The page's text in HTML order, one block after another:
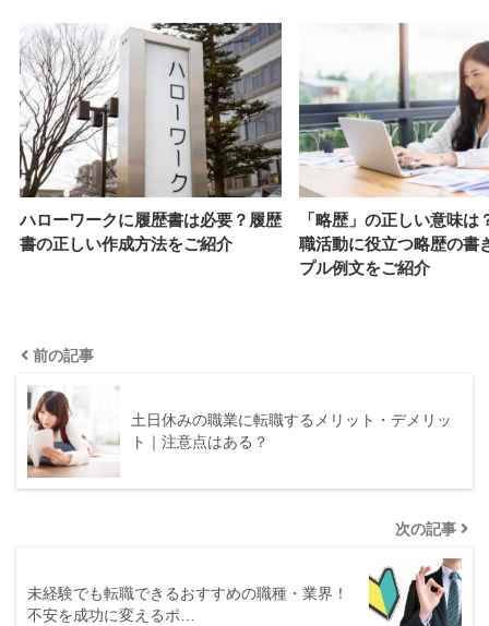
ハローワークに履歴書は必要？履歴
書の正しい作成方法をご紹介
「略歴」の正しい意味は
職活動に役立つ略歴の書
プル例文をご紹介
前の記事
土日休みの職業に転職するメリット・デメリッ
ト｜注意点はある？
次の記事
未経験でも転職できるおすすめの職種・業界！
不安を成功に変えるポ…